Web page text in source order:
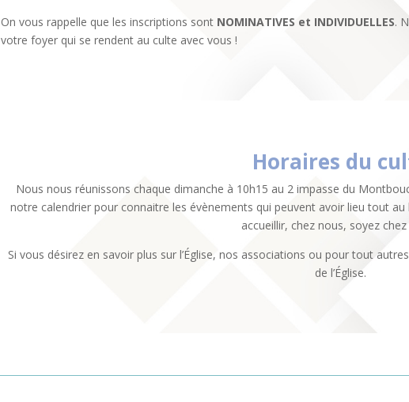
On vous rappelle que les inscriptions sont NOMINATIVES et INDIVIDUELLES.
votre foyer qui se rendent au culte avec vous !
Horaires du
Nous nous réunissons chaque dimanche à 10h15 au 2 impasse du
notre calendrier pour connaitre les évènements qui peuvent avoir lieu tout
accueillir, chez nous, soyez chez
Si vous désirez en savoir plus sur l’Église, nos associations ou pour tout
de l’Église.